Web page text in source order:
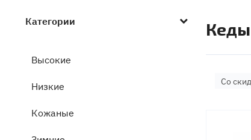
Категории
Высокие
Низкие
Кожаные
Со